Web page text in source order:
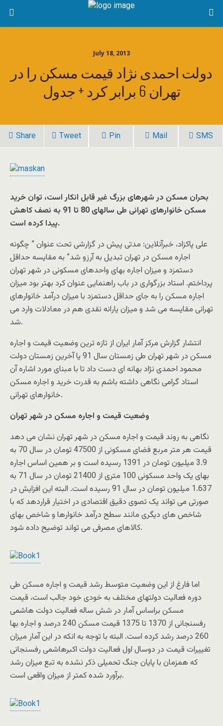
July 18, 2013
دولت احمدی نژاد قیمت مسکن را در
تهران 6 برابر کرد + جدول
Share Tweet Pin Mail SMS
بحران مسکن در شهرهای بزرگ غیر قابل انکار است، توان خرید
مسکن خانوارهای تهرانی طی سالهای 80 تا 91 به نصف کاهش
پیدا کرده است.
علی پاکزاد، خبرآنلاین: مدتی پیش در گزارشی تحت عنوان ” چگونه
اجاره مسکن در تهران تبدیل به آرزو شد” به مقایسه حداقل
دستمزد و میزان اجاره بهای واحدهای مسکونی در شهر تهران
پرداختم. استاد بزرگواری در باب راهنمایی عنوان کرد بهتر بود میزان
اجاره مسکن را به جای حداقل دستمزد با میزان درآمد خانوارهای
تهرانی مقایسه می شد و میزان یارانه نقدی هم در معادلات وارد می
شد.
انتشار گزارش مرکز آمار ایران از تازه ترین وضعیت قیمت و اجاره
مسکن در شهر تهران طی زمستان سال 91 یا آخرین زمستان دولت
محمود احمدی نژاد بهانه ای دست داد تا با مبنای مورد اشاره آن
استاد گرامی نگاهی داشته باشم به قدرت خرید و اجاره مسکن
خانوارهای تهرانی.
وضعیت قیمت و اجاره مسکن در شهر تهران
نگاهی به روند قیمت و اجاره مسکن در شهر تهران نشان می دهد
قیمت هر متر مربع فضای مسکونی از 47500 تومان در سال 70 به
3.9 میلیون تومان در 1391 رسیده است و بر همین اساس اجاره
بهای یک واحد مسکونی 100 متری از 21400 تومان در سال 71 به
1.637 میلیون تومان در سال 91 رسیده است. البته این افزایش در
صورتی می تواند یک تصوی دقیق اقتصادی در اختیار قراردهد که با
شاخص های دیگری مانند سطح درآمد خانوارها و شاخص بهای
کالاهای مصرفی می تواند توضیح داده شود.
اما فارغ از این وضعیت متوسط رشد قیمت و اجاره مسکن طی
دوره فعالیت دولتهای مختلف به خودی خود جالب است، قیمت
مسکن براساس آمار در شش ساله فعالیت دولت هاشمی
رفسنجانی از 1370 تا 1375 قیمت مسکن 240 درصد و اجاره بها
260 درصد رشد کرده است. البته با توجه به انکه در این آمار میزان
تغییرات قیمت در دوسال اول فعالیت دولت اکبرهاشمی رفسنجانی
که همزمان با پایان جنگ تحمیلی ذکر نشده به تبع میزان رشد
برآورد شده کمتر از میزان واقعی است.